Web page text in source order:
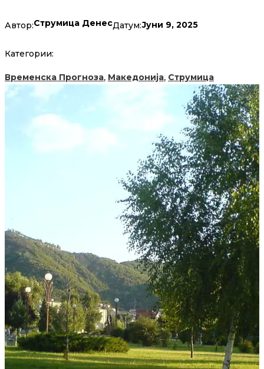
Автор:Струмица ДенесДатум:Јуни 9, 2025
Категории:
Временска Прогноза, Македонија, Струмица